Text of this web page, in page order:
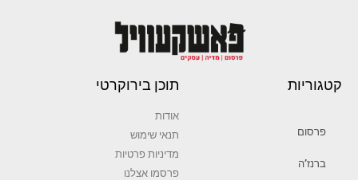
קטגוריות
פרסום
ברנז’ה
תוכן בירוקרטי
אודות
תנאי שימוש
מדיניות פרטיות
פרסמו אצלנו